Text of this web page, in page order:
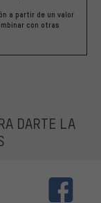
a partir de un valor
con otras
DARTE LA